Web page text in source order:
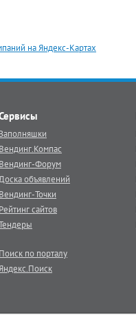
на Яндекс-Картах
Вендинг.Компас
Вендинг-Форум
объявлений
Вендинг-Точки
Рейтинг сайтов
Поиск по порталу